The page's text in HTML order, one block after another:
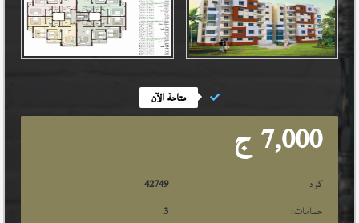
متاحة الآن
7,000 ج
كود
42749
حمامات:
3